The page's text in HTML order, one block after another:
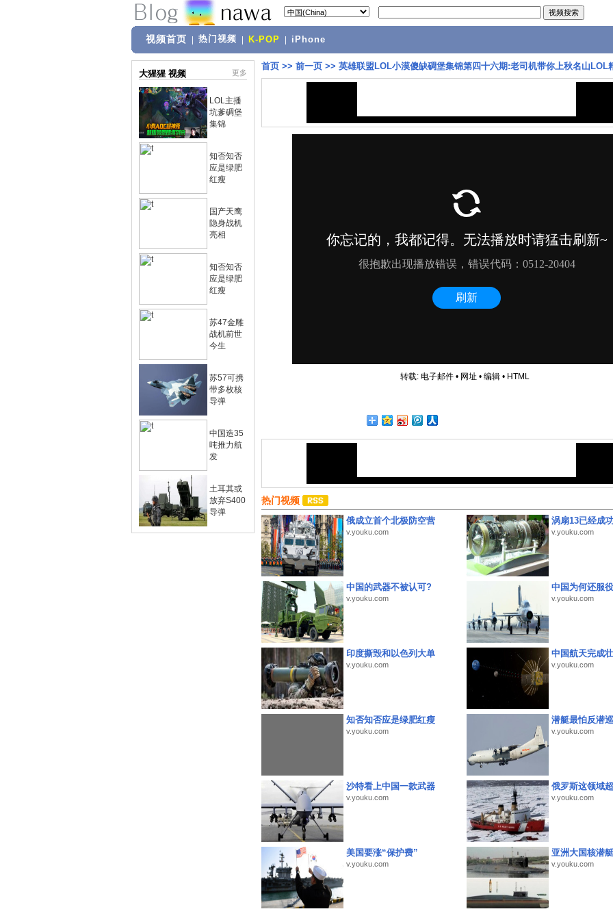
视频首页 热门视频 K-POP iPhone
大猩猩 视频 更多
LOL主播
坑爹碉堡
集锦
知否知否
应是绿肥
红瘦
国产天鹰
隐身战机
亮相
知否知否
应是绿肥
红瘦
苏47金雕
战机前世
今生
苏57可携
带多枚核
导弹
中国造35
吨推力航
发
土耳其或
放弃S400
导弹
首页 >> 前一页 >> 英雄联盟LOL小漠傻缺碉堡集锦第四十六期:老司机带你上秋名山LOL
转载: 电子邮件• 网址 • 编辑• HTML
热门视频
俄成立首个北极防空营
v.youku.com
涡扇13已经成
v.youku.com
中国的武器不被认可?
v.youku.com
中国为何还服
v.youku.com
印度撕毁和以色列大单
v.youku.com
中国航天完成
v.youku.com
知否知否应是绿肥红瘦
v.youku.com
潜艇最怕反潜
v.youku.com
沙特看上中国一款武器
v.youku.com
俄罗斯这领域
v.youku.com
美国要涨“保护费”
v.youku.com
亚洲大国核潜
v.youku.com